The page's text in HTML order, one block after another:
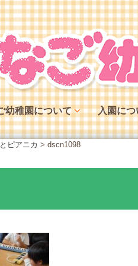
幼稚園について
幼稚園の特色
幼稚園の役割
幼稚園の一日
入園につ
ピアニカ > dscn1098